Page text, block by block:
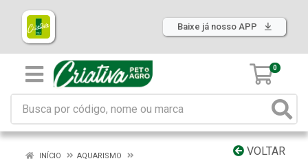
Baixe já nosso APP
0
VOLTAR
INÍCIO
AQUARISMO